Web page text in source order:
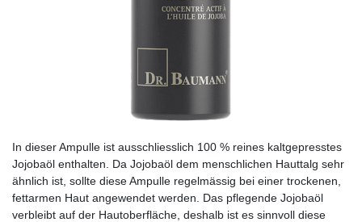
In dieser Ampulle ist ausschliesslich 100 % reines kaltgepresstes
Jojobaöl enthalten. Da Jojobaöl dem menschlichen Hauttalg sehr
ähnlich ist, sollte diese Ampulle regelmässig bei einer trockenen,
fettarmen Haut angewendet werden. Das pflegende Jojobaöl
verbleibt auf der Hautoberfläche, deshalb ist es sinnvoll diese